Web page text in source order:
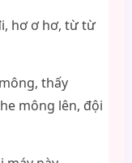
hơ ơ hơ, từ từ
thấy
mông lên, đội